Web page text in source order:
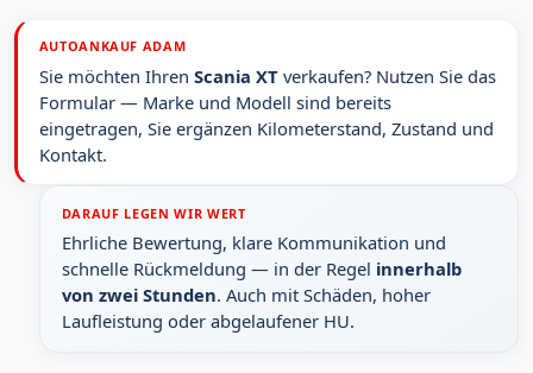
AUTOANKAUF ADAM
Sie möchten Ihren Scania XTverkaufen? Nutzen Sie das
Formular — Marke und Modell sind bereits
eingetragen, Sie ergänzen Kilometerstand, Zustand und
Kontakt.
DARAUF LEGEN WIR WERT
Ehrliche Bewertung, klare Kommunikation und
schnelle Rückmeldung — in der Regel innerhalb
von zwei Stunden. Auch mit Schäden, hoher
Laufleistung oder abgelaufener HU.